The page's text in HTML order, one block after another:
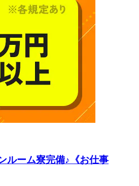
ルーム寮完備♪《お仕事